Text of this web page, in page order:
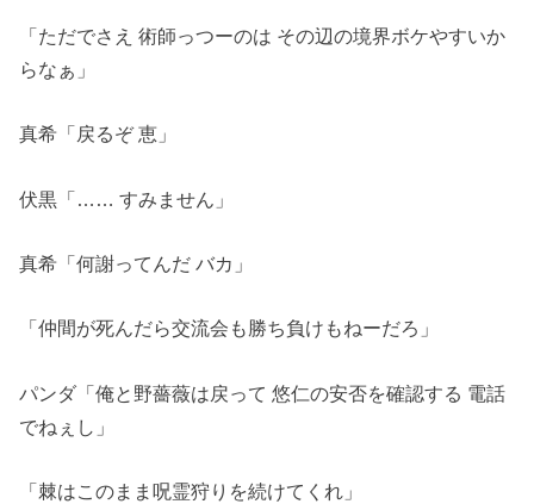
「ただでさえ 術師っつーのは その辺の境界ボケやすいか
らなぁ」
真希「戻るぞ 恵」
伏黒「…… すみません」
真希「何謝ってんだ バカ」
「仲間が死んだら交流会も勝ち負けもねーだろ」
パンダ「俺と野薔薇は戻って 悠仁の安否を確認する 電話
でねぇし」
「棘はこのまま呪霊狩りを続けてくれ」